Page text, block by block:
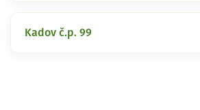
Kadov č.p. 99